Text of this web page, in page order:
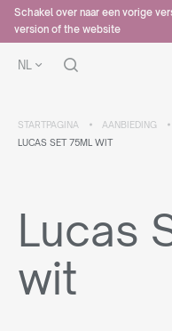
Schakel over naar een vorige
version of the website
NL
STARTPAGINA AANBIEDING
LUCAS SET 75ML WIT
Lucas
wit